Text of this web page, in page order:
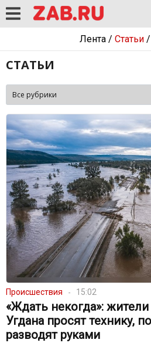
Лента/ Статьи/
СТАТЬИ
Происшествия 15:02
«Ждать некогда»:
Угдана просят технику,
разводят руками